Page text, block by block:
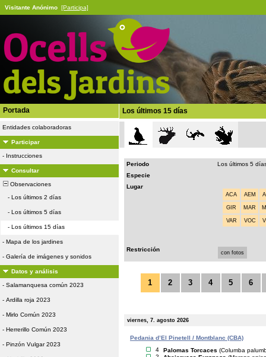
Visitante Anónimo [Participa]
Portada
Entidades colaboradoras
Participar
- Instrucciones
Consultar
Observaciones
- Los últimos 2 días
- Los últimos 5 días
- Los últimos 15 días
- Mapa de los jardines
- Galería de imágenes y sonidos
Datos y análisis
- Salamanquesa común 2023
- Ardilla roja 2023
- Mirlo Común 2023
- Herrerillo Común 2023
- Pinzón Vulgar 2023
Los últimos 15 días
Periodo
Los últimos 5
Especie
Lugar
ACA AEM
GIR MAR
VAR VOC
Restricción con fotos
1 2 3 4 5 6
viernes, 7. agosto 2026
Pedania d’El Pinetell / Montblanc (CBA)
4
Palomas Torcaces (Columba